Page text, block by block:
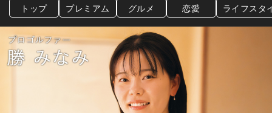
トップ プレミアム グルメ 恋愛 ライフスタ